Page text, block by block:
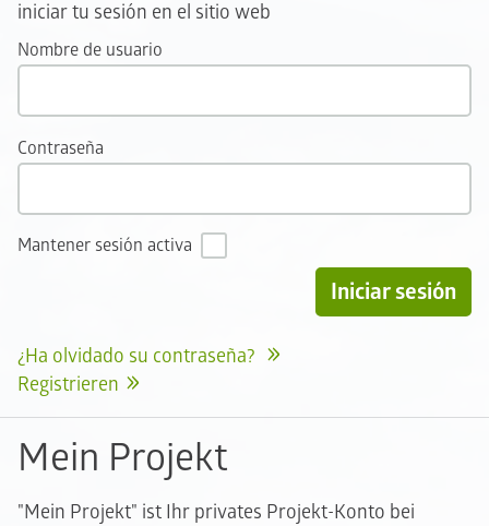
iniciar tu sesión en el sitio web
Nombre de usuario
Contraseña
Mantener sesión activa
¿Ha olvidado su contraseña?
Registrieren
Mein Projekt
"Mein Projekt" ist Ihr privates Projekt-Konto bei